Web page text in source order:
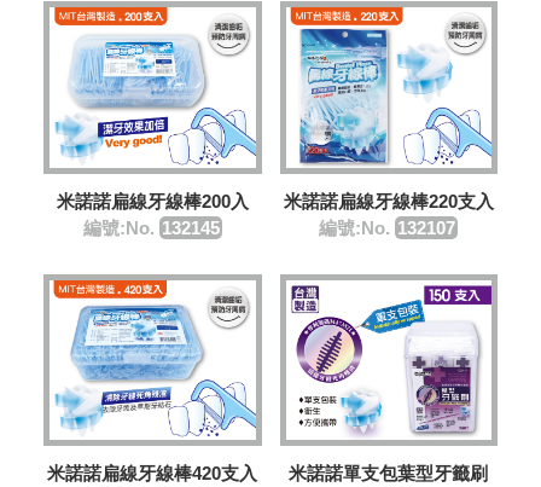
米諾諾扁線牙線棒200入
編號:No. 132145
米諾諾扁線牙線棒220支入
編號:No. 132107
米諾諾扁線牙線棒420支入
米諾諾單支包葉型牙籤刷